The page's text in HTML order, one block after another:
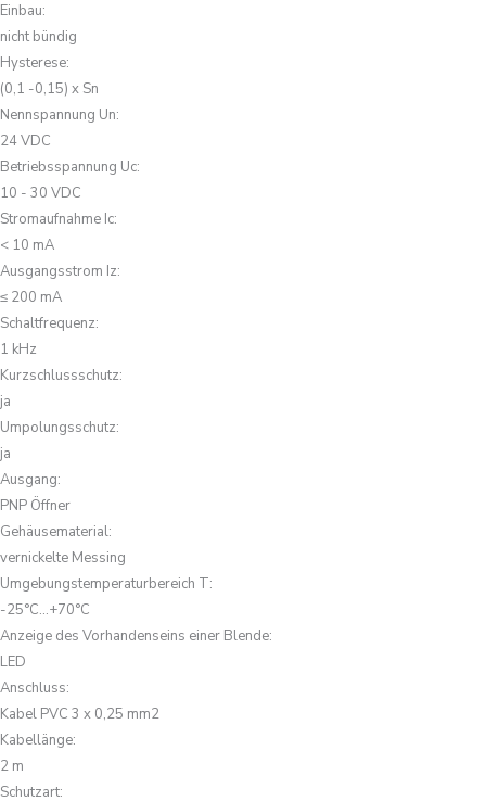
Einbau:
nicht bündig
Hysterese:
(0,1 -0,15) x Sn
Nennspannung Un:
24 VDC
Betriebsspannung Uc:
10 - 30 VDC
Stromaufnahme Ic:
< 10 mA
Ausgangsstrom Iz:
≤ 200 mA
Schaltfrequenz:
1 kHz
Kurzschlussschutz:
ja
Umpolungsschutz:
ja
Ausgang:
PNP Öffner
Gehäusematerial:
vernickelte Messing
Umgebungstemperaturbereich T:
-25°C...+70°C
Anzeige des Vorhandenseins einer Blende:
LED
Anschluss:
Kabel PVC 3 x 0,25 mm2
Kabellänge:
2 m
Schutzart: